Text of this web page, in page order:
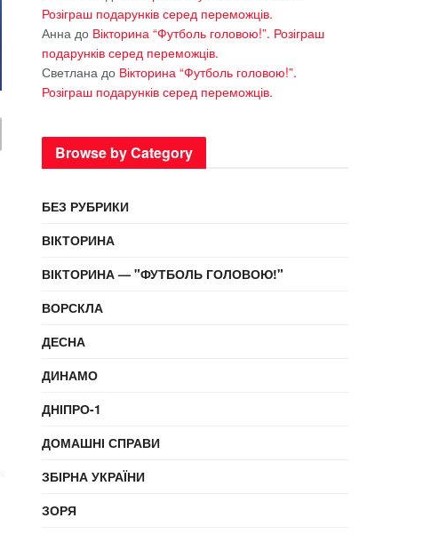
Розіграш подарунків серед переможців.
Анна до Вікторина “Футболь головою!”. Розіграш
подарунків серед переможців.
Светлана до Вікторина “Футболь головою!”.
Розіграш подарунків серед переможців.
Browse by Category
БЕЗ РУБРИКИ
ВІКТОРИНА
ВІКТОРИНА — "ФУТБОЛЬ ГОЛОВОЮ!"
ВОРСКЛА
ДЕСНА
ДИНАМО
ДНІПРО-1
ДОМАШНІ СПРАВИ
ЗБІРНА УКРАЇНИ
ЗОРЯ